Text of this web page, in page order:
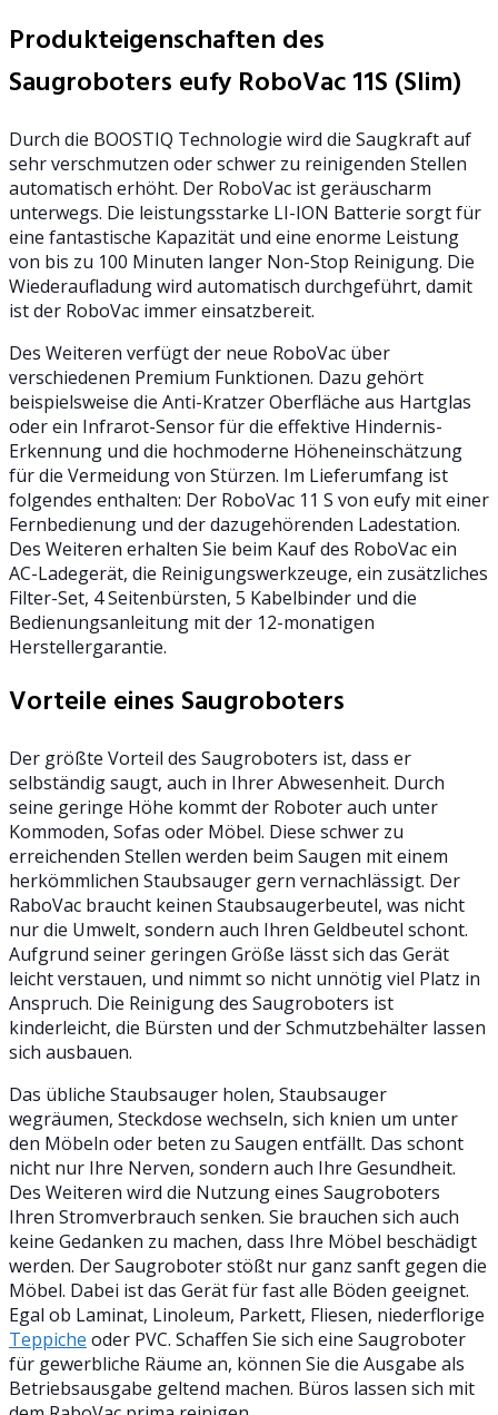
Produkteigenschaften des
Saugroboters eufy RoboVac 11S (Slim)
Durch die BOOSTIQ Technologie wird die Saugkraft auf
sehr verschmutzen oder schwer zu reinigenden Stellen
automatisch erhöht. Der RoboVac ist geräuscharm
unterwegs. Die leistungsstarke LI-ION Batterie sorgt für
eine fantastische Kapazität und eine enorme Leistung
von bis zu 100 Minuten langer Non-Stop Reinigung. Die
Wiederaufladung wird automatisch durchgeführt, damit
ist der RoboVac immer einsatzbereit.
Des Weiteren verfügt der neue RoboVac über
verschiedenen Premium Funktionen. Dazu gehört
beispielsweise die Anti-Kratzer Oberfläche aus Hartglas
oder ein Infrarot-Sensor für die effektive Hindernis-
Erkennung und die hochmoderne Höheneinschätzung
für die Vermeidung von Stürzen. Im Lieferumfang ist
folgendes enthalten: Der RoboVac 11 S von eufy mit einer
Fernbedienung und der dazugehörenden Ladestation.
Des Weiteren erhalten Sie beim Kauf des RoboVac ein
AC-Ladegerät, die Reinigungswerkzeuge, ein zusätzliches
Filter-Set, 4 Seitenbürsten, 5 Kabelbinder und die
Bedienungsanleitung mit der 12-monatigen
Herstellergarantie.
Vorteile eines Saugroboters
Der größte Vorteil des Saugroboters ist, dass er
selbständig saugt, auch in Ihrer Abwesenheit. Durch
seine geringe Höhe kommt der Roboter auch unter
Kommoden, Sofas oder Möbel. Diese schwer zu
erreichenden Stellen werden beim Saugen mit einem
herkömmlichen Staubsauger gern vernachlässigt. Der
RaboVac braucht keinen Staubsaugerbeutel, was nicht
nur die Umwelt, sondern auch Ihren Geldbeutel schont.
Aufgrund seiner geringen Größe lässt sich das Gerät
leicht verstauen, und nimmt so nicht unnötig viel Platz in
Anspruch. Die Reinigung des Saugroboters ist
kinderleicht, die Bürsten und der Schmutzbehälter lassen
sich ausbauen.
Das übliche Staubsauger holen, Staubsauger
wegräumen, Steckdose wechseln, sich knien um unter
den Möbeln oder beten zu Saugen entfällt. Das schont
nicht nur Ihre Nerven, sondern auch Ihre Gesundheit.
Des Weiteren wird die Nutzung eines Saugroboters
Ihren Stromverbrauch senken. Sie brauchen sich auch
keine Gedanken zu machen, dass Ihre Möbel beschädigt
werden. Der Saugroboter stößt nur ganz sanft gegen die
Möbel. Dabei ist das Gerät für fast alle Böden geeignet.
Egal ob Laminat, Linoleum, Parkett, Fliesen, niederflorige
Teppiche oder PVC. Schaffen Sie sich eine Saugroboter
für gewerbliche Räume an, können Sie die Ausgabe als
Betriebsausgabe geltend machen. Büros lassen sich mit